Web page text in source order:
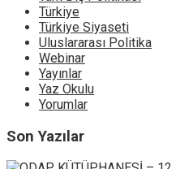
Türkiye
Türkiye Siyaseti
Uluslararası Politika
Webinar
Yayınlar
Yaz Okulu
Yorumlar
Son Yazılar